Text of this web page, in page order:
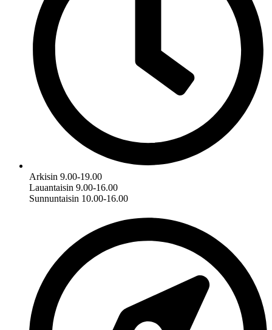
Arkisin 9.00-19.00
Lauantaisin 9.00-16.00
Sunnuntaisin 10.00-16.00